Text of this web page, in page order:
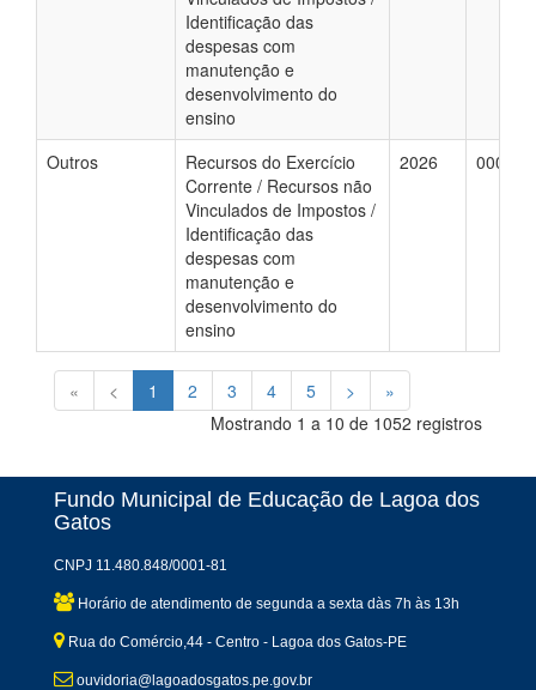
Identificação das
despesas com
manutenção e
desenvolvimento do
ensino
Outros
Recursos do Exercício
Corrente / Recursos não
Vinculados de Impostos /
Identificação das
despesas com
manutenção e
desenvolvimento do
ensino
2026
« < 1 2 3 4 5 >
»
Mostrando 1 a 10 de 1052 registros
Fundo Municipal de Educação de Lagoa dos
Gatos
CNPJ 11.480.848/0001-81
Horário de atendimento de segunda a sexta dàs 7h às 13h
Rua do Comércio,44 - Centro - Lagoa dos Gatos-PE
ouvidoria@lagoadosgatos.pe.gov.br